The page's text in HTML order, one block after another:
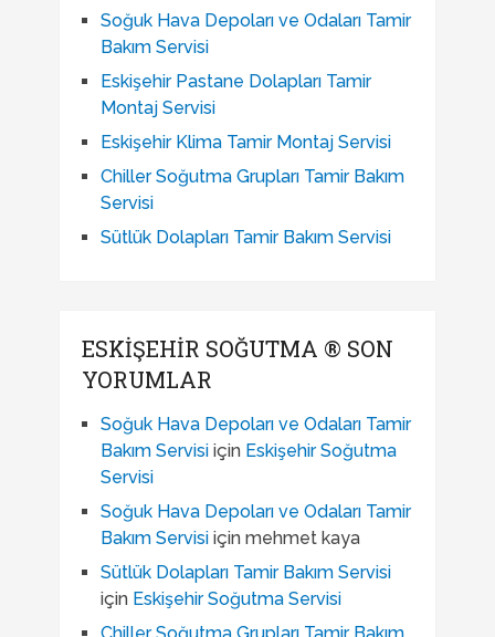
Soğuk Hava Depoları ve Odaları Tamir
Bakım Servisi
Eskişehir Pastane Dolapları Tamir
Montaj Servisi
Eskişehir Klima Tamir Montaj Servisi
Chiller Soğutma Grupları Tamir Bakım
Servisi
Sütlük Dolapları Tamir Bakım Servisi
ESKIŞEHIR SOĞUTMA ® SON
YORUMLAR
Soğuk Hava Depoları ve Odaları Tamir
Bakım Servisiiçin Eskişehir Soğutma
Servisi
Soğuk Hava Depoları ve Odaları Tamir
Bakım Servisiiçin mehmet kaya
Sütlük Dolapları Tamir Bakım Servisi
için Eskişehir Soğutma Servisi